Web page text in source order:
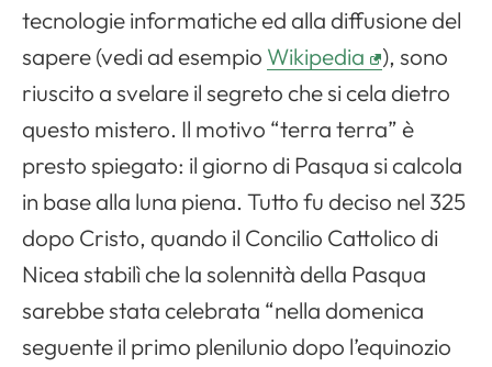
tecnologie informatiche ed alla diffusione del
sapere (vedi ad esempio Wikipedia
), sono
riuscito a svelare il segreto che si cela dietro
questo mistero. Il motivo “terra terra” è
presto spiegato: il giorno di Pasqua si calcola
in base alla luna piena. Tutto fu deciso nel 325
dopo Cristo, quando il Concilio Cattolico di
Nicea stabilì che la solennità della Pasqua
sarebbe stata celebrata “nella domenica
seguente il primo plenilunio dopo l’equinozio